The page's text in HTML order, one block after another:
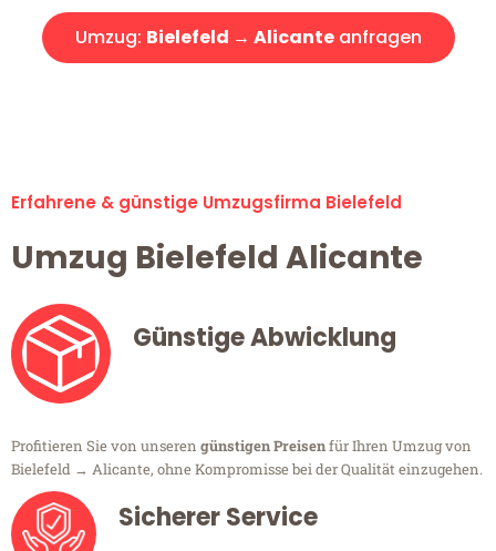
Umzug: Bielefeld → Alicanteanfragen
Erfahrene & günstige Umzugsfirma Bielefeld
Umzug Bielefeld Alicante
Günstige Abwicklung
Profitieren Sie von unseren günstigen Preisenfür Ihren Umzug von
Bielefeld → Alicante, ohne Kompromisse bei der Qualität einzugehen.
Sicherer Service